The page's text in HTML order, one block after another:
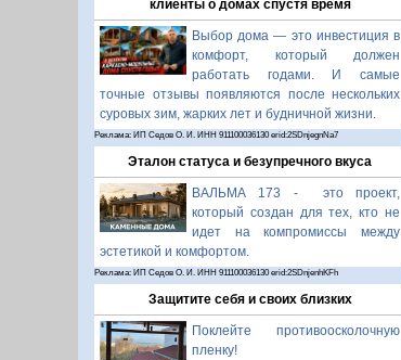
клиенты о домах спустя время
Выбор дома — это инвестиция в
комфорт, который должен
работать годами. И самые
точные отзывы появляются после нескольких
суровых зим, жарких лет и будничной жизни.
Реклама: ИП Седов О. И. ИНН 911100036130 erid:2SDnjegnNa7
Эталон статуса и безупречного вкуса
ВАЛЬМА 173 - это проект,
который создан для тех, кто не
идет на компромиссы между
эстетикой и комфортом.
Реклама: ИП Седов О. И. ИНН 911100036130 erid:2SDnjenhKFh
Защитите себя и своих близких
Поклейте противоосколочную
пленку!